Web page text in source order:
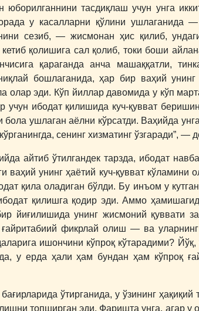
тасдиқлаш учун унга
у касалларни қўлини ушлаганида ―
сезиб, ― жисмонан ҳис қилиб,
қолишига сал қолиб, токи боши
қараганда анча машаққатли,
бошлаганида, ҳар бир ваҳий
олар эди. Кўп йиллар давомида у кўп
ибодат қилишида куч-қувват
ушлаган аёлни кўрсатди. Ваҳийда
сенинг хизматинг ўзгаради”, ―
айтиб ўтилгандек тарзда, ибодат
унинг ҳаётий куч-қувват кўламини
қила оладиган бўлди. Бу инъом у
қилишга қодир эди. Аммо
йиғилишида унинг жисмоний қуввати
фикрлай олиш ― ва
ишончини кўпроқ кўтарадими? Йўқ,
у ерда ҳали ҳам бундан ҳам кўпроқ
ўтирганида, у ўзининг ҳақиқий
топширган эди. Фаришта унга, агар у